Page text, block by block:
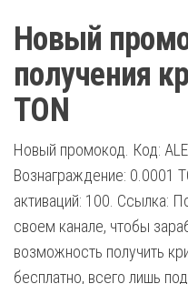
Новый
получения
TON
Новый промокод. Код:
Вознаграждение: 0.0001
активаций: 100. Ссылка:
своем канале, чтобы
возможность получить
бесплатно, всего лишь